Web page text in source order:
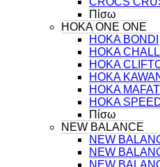
Πίσω
HOKA ONE ONE
HOKA BONDI
HOKA
HOKA
HOKA
HOKA
HOKA
Πίσω
NEW BALANCE
NEW
NEW
NEW